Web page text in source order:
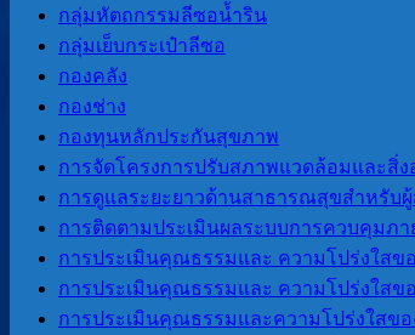
กลุ่มหัตถกรรมลีซอน้ำริน
กลุ่มเย็บกระเป๋าลีซอ
กองคลัง
กองช่าง
กองทุนหลักประกันสุขภาพ
การจัดโครงการปรับสภาพแวดล้อมและสิ่
การดูแลระยะยาวด้านสาธารณสุขสำหรับ
การติดตามประเมินผลระบบการควบคุมภา
การประเมินคุณธรรมและ ความโปร่งใสขอ
การประเมินคุณธรรมและ ความโปร่งใสขอ
การประเมินคุณธรรมและความโปร่งใสขอ
22 กรกฎาคม 202622 กรกฎาคม 2026
ประกาศองค์การบริหารส่วนตำ
และสาระสำคัญของสัญญาหรือ
มิถุนายน พ.ศ. 2569)
21 กรกฎาคม 20264 สิงหาคม 2026